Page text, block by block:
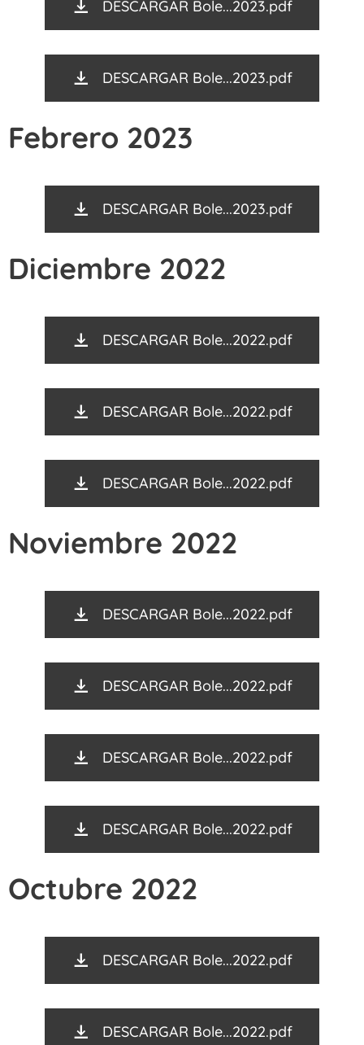
DESCARGAR Bole...2023.pdf
DESCARGAR Bole...2023.pdf
Febrero 2023
DESCARGAR Bole...2023.pdf
Diciembre 2022
DESCARGAR Bole...2022.pdf
DESCARGAR Bole...2022.pdf
DESCARGAR Bole...2022.pdf
Noviembre 2022
DESCARGAR Bole...2022.pdf
DESCARGAR Bole...2022.pdf
DESCARGAR Bole...2022.pdf
DESCARGAR Bole...2022.pdf
Octubre 2022
DESCARGAR Bole...2022.pdf
DESCARGAR Bole...2022.pdf